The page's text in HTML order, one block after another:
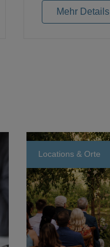
Mehr Details
Locations & Orte